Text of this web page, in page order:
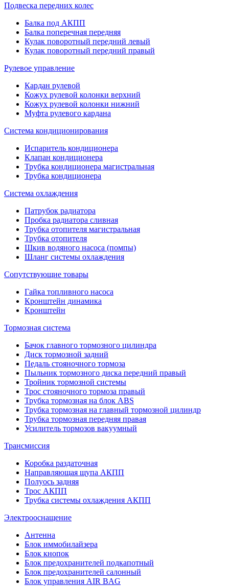
Подвеска передних колес
Балка под АКПП
Балка поперечная передняя
Кулак поворотный передний левый
Кулак поворотный передний правый
Рулевое управление
Кардан рулевой
Кожух рулевой колонки верхний
Кожух рулевой колонки нижний
Муфта рулевого кардана
Система кондиционирования
Испаритель кондиционера
Клапан кондиционера
Трубка кондиционера магистральная
Трубка кондиционера
Система охлаждения
Патрубок радиатора
Пробка радиатора сливная
Трубка отопителя магистральная
Трубка отопителя
Шкив водяного насоса (помпы)
Шланг системы охлаждения
Сопутствующие товары
Гайка топливного насоса
Кронштейн динамика
Кронштейн
Тормозная система
Бачок главного тормозного цилиндра
Диск тормозной задний
Педаль стояночного тормоза
Пыльник тормозного диска передний правый
Тройник тормозной системы
Трос стояночного тормоза правый
Трубка тормозная на блок ABS
Трубка тормозная на главный тормозной цилиндр
Трубка тормозная передняя правая
Усилитель тормозов вакуумный
Трансмиссия
Коробка раздаточная
Направляющая щупа АКПП
Полуось задняя
Трос АКПП
Трубка системы охлаждения АКПП
Электрооснащение
Антенна
Блок иммобилайзера
Блок кнопок
Блок предохранителей подкапотный
Блок предохранителей салонный
Блок управления AIR BAG